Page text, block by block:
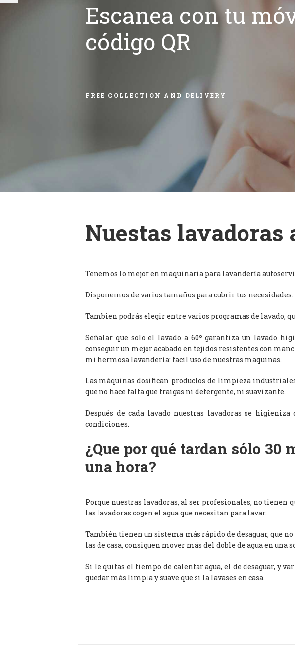
Escanea con tu
código QR
FREE COLLECTION AND DELIVERY
Nuestas lavadoras
Tenemos lo mejor en maquinaria para lavandería
Disponemos de varios tamaños para cubrir tus necesidades:
Tambien podrás elegir entre varios programas de lavado,
Señalar que solo el lavado a 60º garantiza un lavado
conseguir un mejor acabado en tejidos resistentes con
mi hermosa lavandería: facil uso de nuestras maquinas.
Las máquinas dosifican productos de limpieza
que no hace falta que traigas ni detergente, ni suavizante.
Después de cada lavado nuestras lavadoras se
condiciones.
¿Que por qué tardan sólo 30
una hora?
Porque nuestras lavadoras, al ser profesionales, no tienen
las lavadoras cogen el agua que necesitan para lavar.
También tienen un sistema más rápido de desaguar, que no
las de casa, consiguen mover más del doble de agua en
Si le quitas el tiempo de calentar agua, el de desaguar, y
quedar más limpia y suave que si la lavases en casa.